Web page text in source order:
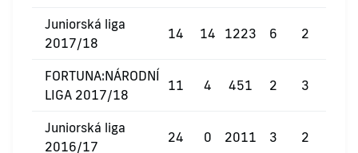
Juniorská liga
2017/18
14 14 1223 6 2
FORTUNA:NÁRODNÍ
LIGA 2017/18
11 4 451 2 3
Juniorská liga
2016/17
24 0 2011 3 2